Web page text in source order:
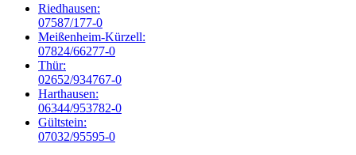
Riedhausen:
07587/177-0
Meißenheim-Kürzell:
07824/66277-0
Thür:
02652/934767-0
Harthausen:
06344/953782-0
Gültstein:
07032/95595-0